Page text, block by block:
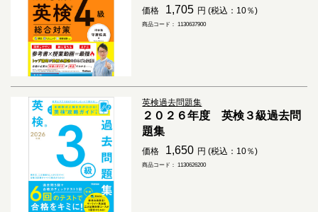
価格 1,705 円 (税込：10％)
商品コード： 1130637900
英検過去問題集
２０２６年度 英検３級過去問
題集
価格 1,650 円 (税込：10％)
商品コード： 1130626200